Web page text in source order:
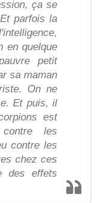
ça se
parfois la
en quelque
petit
sa maman
On ne
Et puis, il
est
contre les
contre les
chez ces
des effets